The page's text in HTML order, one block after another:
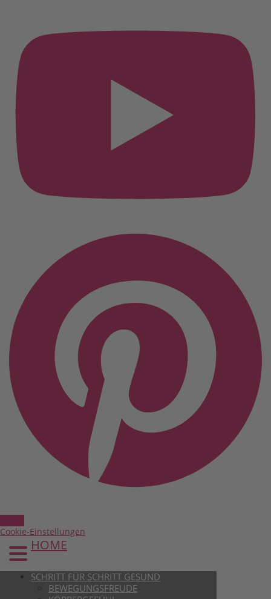
Cookie-Einstellungen
HOME
SCHRITT FÜR SCHRITT GESUND
BEWEGUNGSFREUDE